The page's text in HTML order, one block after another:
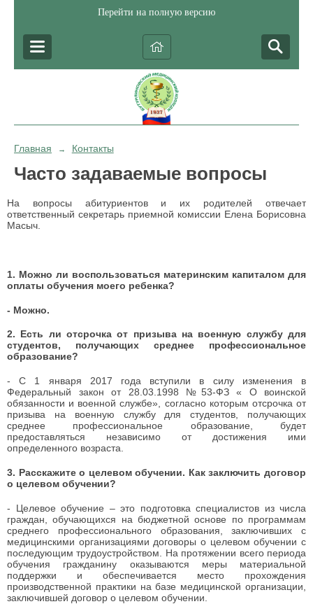
Перейти на полную версию
Главная → Контакты
Часто задаваемые вопросы
На вопросы абитуриентов и их родителей отвечает
ответственный секретарь приемной комиссии Елена Борисовна
Масыч.
1. Можно ли воспользоваться материнским капиталом для
оплаты обучения моего ребенка?
- Можно.
2. Есть ли отсрочка от призыва на военную службу для
студентов, получающих среднее профессиональное
образование?
- С 1 января 2017 года вступили в силу изменения в
Федеральный закон от 28.03.1998 №53-ФЗ « О воинской
обязанности и военной службе», согласно которым отсрочка от
призыва на военную службу для студентов, получающих
среднее профессиональное образование, будет
предоставляться независимо от достижения ими
определенного возраста.
3. Расскажите о целевом обучении. Как заключить договор
о целевом обучении?
- Целевое обучение – это подготовка специалистов из числа
граждан, обучающихся на бюджетной основе по программам
среднего профессионального образования, заключивших с
медицинскими организациями договоры о целевом обучении с
последующим трудоустройством. На протяжении всего периода
обучения гражданину оказываются меры материальной
поддержки и обеспечивается место прохождения
производственной практики на базе медицинской организации,
заключившей договор о целевом обучении.